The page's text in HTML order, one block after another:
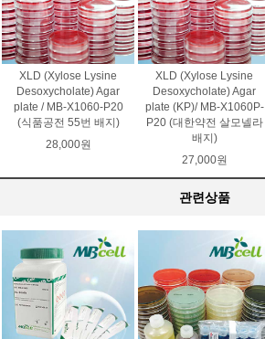
XLD (Xylose Lysine
Desoxycholate) Agar
plate / MB-X1060-P20
(식품공전 55번 배지)
28,000원
XLD (Xylose Lysine
Desoxycholate) Agar
plate (KP)/ MB-X1060P-
P20 (대한약전 살모넬라
배지)
27,000원
관련상품